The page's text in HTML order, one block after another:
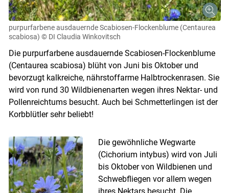
purpurfarbene ausdauernde Scabiosen-Flockenblume (Centaurea
scabiosa) © DI Claudia Winkovitsch
Die purpurfarbene ausdauernde Scabiosen-Flockenblume
(Centaurea scabiosa) blüht von Juni bis Oktober und
bevorzugt kalkreiche, nährstoffarme Halbtrockenrasen. Sie
wird von rund 30 Wildbienenarten wegen ihres Nektar- und
Pollenreichtums besucht. Auch bei Schmetterlingen ist der
Korbblütler sehr beliebt!
Die gewöhnliche Wegwarte
(Cichorium intybus) wird von Juli
bis Oktober von Wildbienen und
Schwebfliegen vor allem wegen